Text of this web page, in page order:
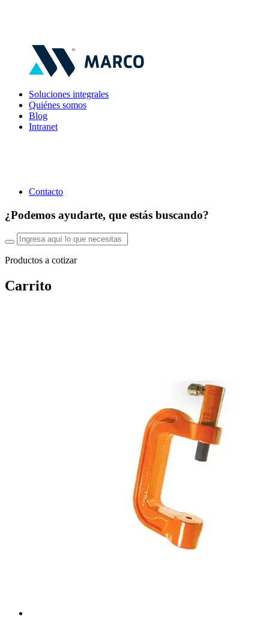
Soluciones integrales
Quiénes somos
Blog
Intranet
Contacto
¿Podemos ayudarte, que estás buscando?
Productos a cotizar
Carrito